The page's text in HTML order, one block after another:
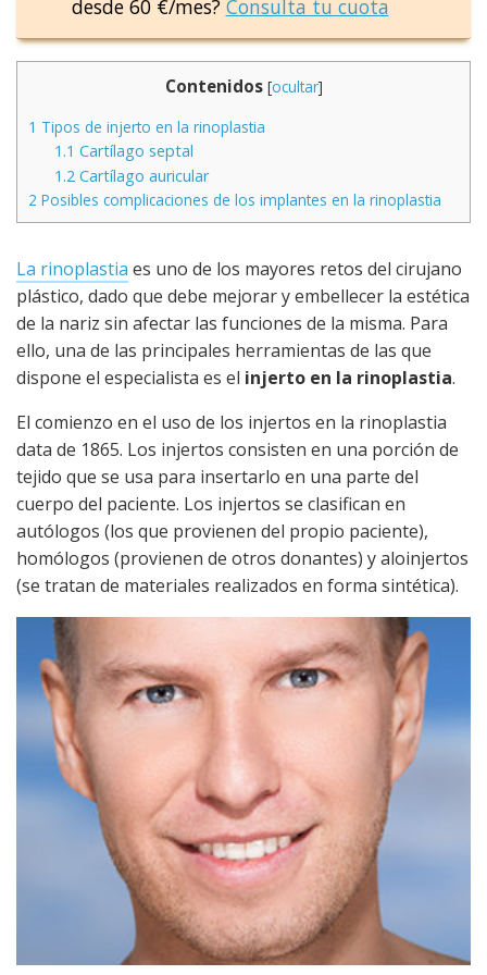
desde 60 €/mes? Consulta tu cuota
Contenidos [ocultar]
1 Tipos de injerto en la rinoplastia
1.1 Cartílago septal
1.2 Cartílago auricular
2 Posibles complicaciones de los implantes en la rinoplastia
La rinoplastia es uno de los mayores retos del cirujano
plástico, dado que debe mejorar y embellecer la estética
de la nariz sin afectar las funciones de la misma. Para
ello, una de las principales herramientas de las que
dispone el especialista es el injerto en la rinoplastia.
El comienzo en el uso de los injertos en la rinoplastia
data de 1865. Los injertos consisten en una porción de
tejido que se usa para insertarlo en una parte del
cuerpo del paciente. Los injertos se clasifican en
autólogos (los que provienen del propio paciente),
homólogos (provienen de otros donantes) y aloinjertos
(se tratan de materiales realizados en forma sintética).